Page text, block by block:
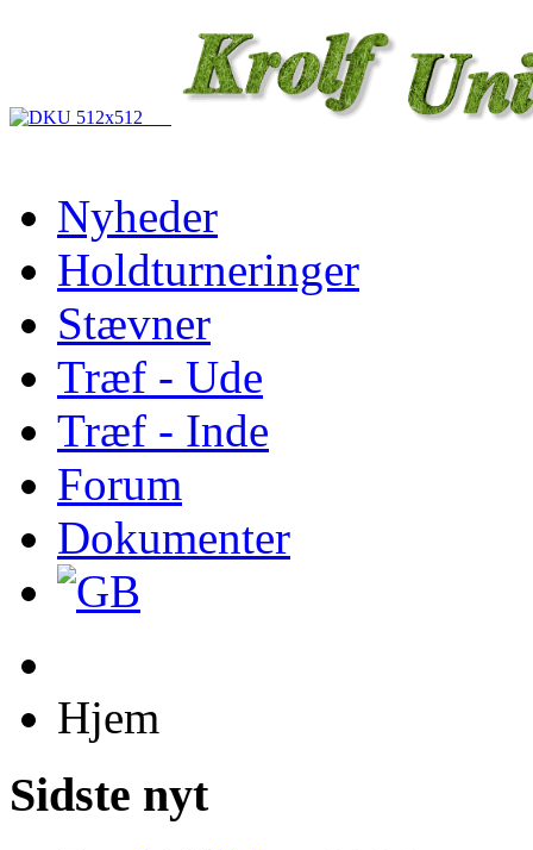
Nyheder
Holdturneringer
Stævner
Træf - Ude
Træf - Inde
Forum
Dokumenter
Hjem
Sidste nyt